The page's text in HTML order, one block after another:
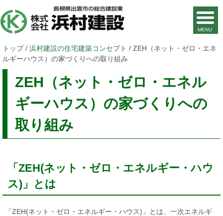
現
在
の
トップ/ 浜村建設の住宅建築コンセプト / ZEH（ネット・ゼロ・エネ
ルギーハウス）の家づくりへの取り組み
ZEH（ネット・ゼロ・エネル
ギーハウス）の家づくりへの
取り組み
「ZEH(ネット・ゼロ・エネルギー・ハウ
ス)」とは
「ZEH(ネット・ゼロ・エネルギー・ハウス)」とは、一次エネルギ